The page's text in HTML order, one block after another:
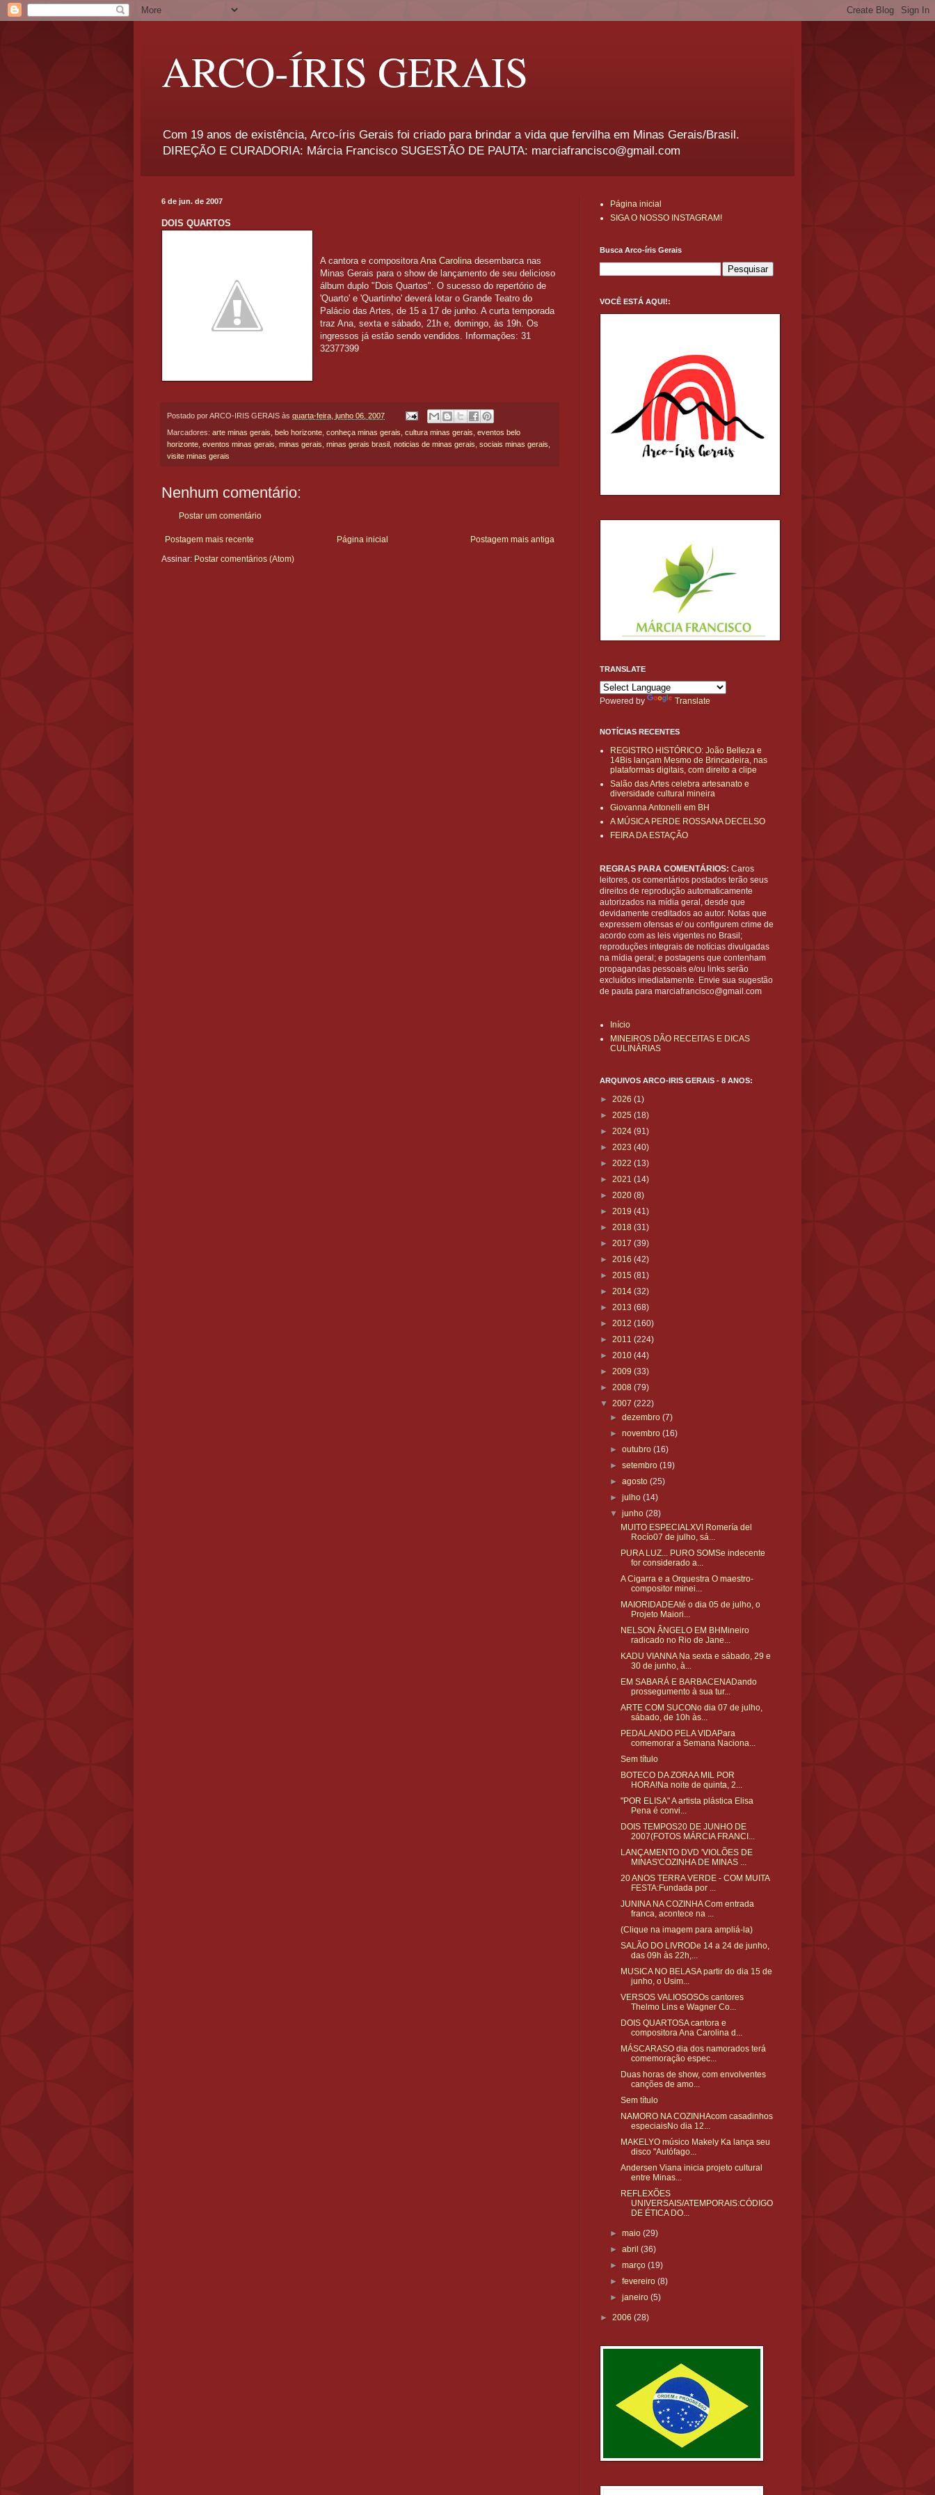
ARCO-ÍRIS GERAIS
Com 19 anos de existência, Arco-íris Gerais foi criado para brindar a vida que fervilha em Minas Gerais/Brasil.
DIREÇÃO E CURADORIA: Márcia Francisco SUGESTÃO DE PAUTA: marciafrancisco@gmail.com
6 de jun. de 2007
DOIS QUARTOS
A cantora e compositora Ana Carolina desembarca nas
Minas Gerais para o show de lançamento de seu delicioso
álbum duplo "Dois Quartos". O sucesso do repertório de
'Quarto' e 'Quartinho' deverá lotar o Grande Teatro do
Palácio das Artes, de 15 a 17 de junho. A curta temporada
traz Ana, sexta e sábado, 21h e, domingo, às 19h. Os
ingressos já estão sendo vendidos. Informações: 31
32377399
Postado porARCO-IRIS GERAIS às quarta-feira, junho 06, 2007
Marcadores: arte minas gerais belo horizonte conheça minas gerais cultura minas gerais eventos belo
horizonte eventos minas gerais minas gerais minas gerais brasil noticias de minas gerais sociais minas gerais
visite minas gerais
Nenhum comentário:
Postar um comentário
Postagem mais recente Postagem mais antiga
Página inicial
Assinar: Postar comentários (Atom)
Página inicial
SIGA O NOSSO INSTAGRAM!
Busca Arco-íris Gerais
VOCÊ ESTÁ AQUI!:
TRANSLATE
Powered by Translate
NOTÍCIAS RECENTES
REGISTRO HISTÓRICO: João Belleza e
14Bis lançam Mesmo de Brincadeira, nas
plataformas digitais, com direito a clipe
Salão das Artes celebra artesanato e
diversidade cultural mineira
Giovanna Antonelli em BH
A MÚSICA PERDE ROSSANA DECELSO
FEIRA DA ESTAÇÃO
REGRAS PARA COMENTÁRIOS: Caros
leitores, os comentários postados terão seus
direitos de reprodução automaticamente
autorizados na mídia geral, desde que
devidamente creditados ao autor. Notas que
expressem ofensas e/ ou configurem crime de
acordo com as leis vigentes no Brasil;
reproduções integrais de notícias divulgadas
na mídia geral; e postagens que contenham
propagandas pessoais e/ou links serão
excluídos imediatamente. Envie sua sugestão
de pauta para marciafrancisco@gmail.com
Início
MINEIROS DÃO RECEITAS E DICAS
CULINÁRIAS
ARQUIVOS ARCO-IRIS GERAIS - 8 ANOS:
► 2026 (1)
► 2025 (18)
► 2024 (91)
► 2023 (40)
► 2022 (13)
► 2021 (14)
► 2020 (8)
► 2019 (41)
► 2018 (31)
► 2017 (39)
► 2016 (42)
► 2015 (81)
► 2014 (32)
► 2013 (68)
► 2012 (160)
► 2011 (224)
► 2010 (44)
► 2009 (33)
► 2008 (79)
▼ 2007 (222)
►dezembro(7)
►novembro(16)
►outubro(16)
►setembro(19)
►agosto(25)
►julho(14)
▼junho(28)
MUITO ESPECIALXVI Romería del
Rocío07 de julho, sá...
PURA LUZ... PURO SOMSe indecente
for considerado a...
A Cigarra e a Orquestra O maestro-
compositor minei...
MAIORIDADEAté o dia 05 de julho, o
Projeto Maiori...
NELSON ÂNGELO EM BHMineiro
radicado no Rio de Jane...
KADU VIANNA Na sexta e sábado, 29 e
30 de junho, à...
EM SABARÁ E BARBACENADando
prossegumento à sua tur...
ARTE COM SUCONo dia 07 de julho,
sábado, de 10h às...
PEDALANDO PELA VIDAPara
comemorar a Semana Naciona...
Sem título
BOTECO DA ZORAA MIL POR
HORA!Na noite de quinta, 2...
"POR ELISA" A artista plástica Elisa
Pena é convi...
DOIS TEMPOS20 DE JUNHO DE
2007(FOTOS MÁRCIA FRANCI...
LANÇAMENTO DVD 'VIOLÕES DE
MINAS'COZINHA DE MINAS ...
20 ANOS TERRA VERDE - COM MUITA
FESTA:Fundada por ...
JUNINA NA COZINHA Com entrada
franca, acontece na ...
(Clique na imagem para ampliá-la)
SALÃO DO LIVRODe 14 a 24 de junho,
das 09h às 22h,...
MUSICA NO BELASA partir do dia 15 de
junho, o Usim...
VERSOS VALIOSOSOs cantores
Thelmo Lins e Wagner Co...
DOIS QUARTOSA cantora e
compositora Ana Carolina d...
MÁSCARASO dia dos namorados terá
comemoração espec...
Duas horas de show, com envolventes
canções de amo...
Sem título
NAMORO NA COZINHAcom casadinhos
especiaisNo dia 12...
MAKELYO músico Makely Ka lança seu
disco "Autófago...
Andersen Viana inicia projeto cultural
entre Minas...
REFLEXÕES
UNIVERSAIS/ATEMPORAIS:CÓDIGO
DE ÉTICA DO...
►maio(29)
►abril(36)
►março(19)
►fevereiro(8)
►janeiro(5)
► 2006 (28)